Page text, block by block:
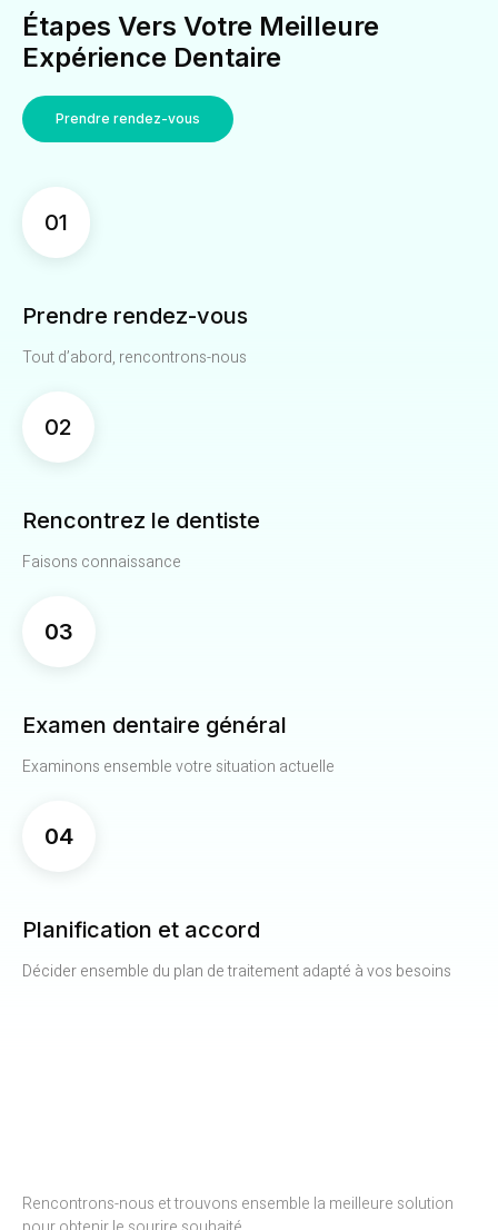
Étapes Vers Votre Meilleure
Expérience Dentaire
Prendre rendez-vous
01
Prendre rendez-vous
Tout d’abord, rencontrons-nous
02
Rencontrez le dentiste
Faisons connaissance
03
Examen dentaire général
Examinons ensemble votre situation actuelle
04
Planification et accord
Décider ensemble du plan de traitement adapté à vos besoins
Rencontrons-nous et trouvons ensemble la meilleure solution